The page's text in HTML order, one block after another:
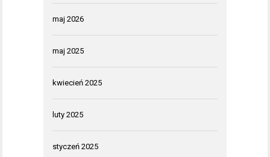
maj 2026
maj 2025
kwiecień 2025
luty 2025
styczeń 2025